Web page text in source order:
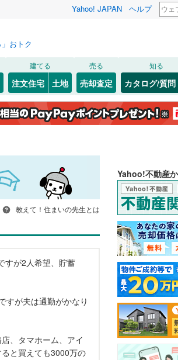
Yahoo! JAPAN ヘルプ
おトク
建てる
注文住宅 土地
売る
売却査定
知る
カタログ/質問
教えて！住まいの先生とは
すが2人希望、貯蓄
すが夫は通勤がかなり
、タマホーム、アイ
と買えても3000万の
Yahoo!不動産